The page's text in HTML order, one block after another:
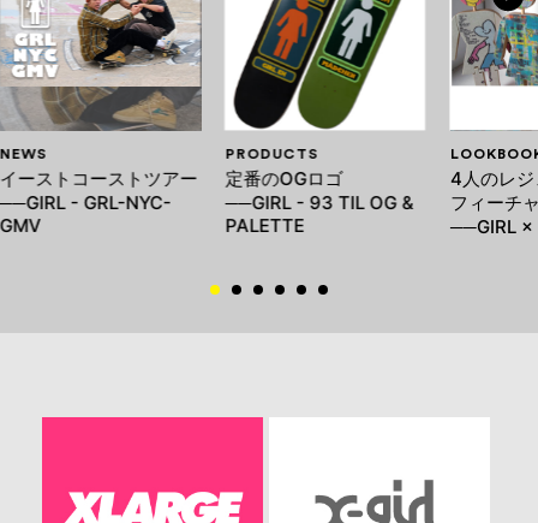
NEWS
イーストコーストツアー
──GIRL - GRL-NYC-
GMV
PRODUCTS
定番のOGロゴ
──GIRL - 93 TIL OG &
PALETTE
4人のレ
フィーチ
──GIRL ×